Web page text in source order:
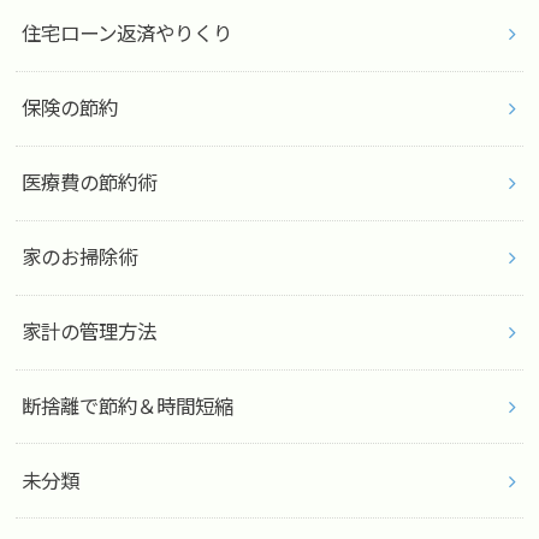
住宅ローン返済やりくり
保険の節約
医療費の節約術
家のお掃除術
家計の管理方法
断捨離で節約＆時間短縮
未分類